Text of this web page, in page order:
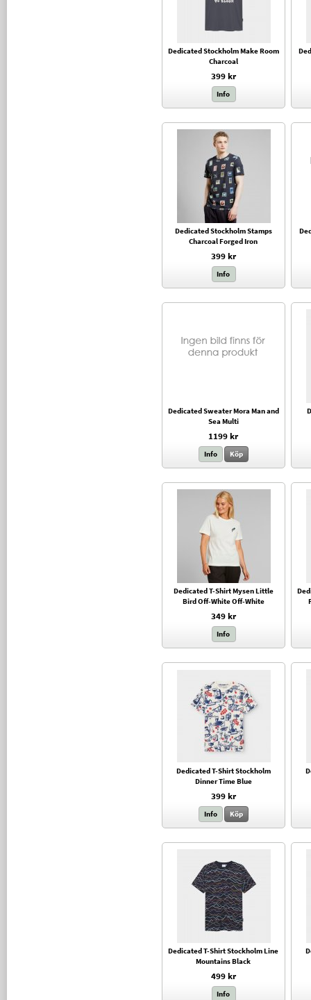
Dedicated Stockholm Make Room
Charcoal
399 kr
Info
Dedicated Stockholm Stamps
Charcoal Forged Iron
399 kr
Info
Dedicated Sweater Mora Man and
Sea Multi
1199 kr
Info Köp
Dedicated T-Shirt Mysen Little
Bird Off-White Off-White
349 kr
Info
Dedicated T-Shirt Stockholm
Dinner Time Blue
399 kr
Info Köp
Dedicated T-Shirt Stockholm Line
Mountains Black
499 kr
Info